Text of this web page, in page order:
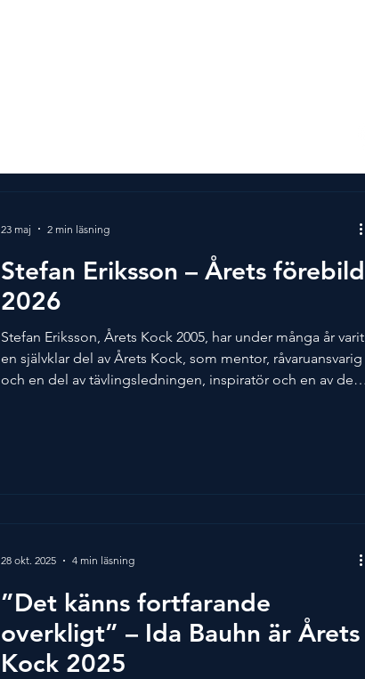
Stefan Eriksson – Årets förebild
2026
Stefan Eriksson, Årets Kock 2005, har under många år varit
en självklar del av Årets Kock, som mentor, råvaruansvarig
och en del av tävlingsledningen, inspiratör och en av de
23 maj 2 min läsning
”Det känns fortfarande
overkligt” – Ida Bauhn är Årets
Kock 2025
28 okt. 2025 4 min läsning